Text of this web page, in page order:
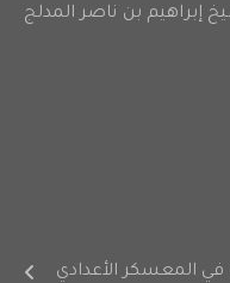
إبراهيم بن ناصر المدلج
في المعسكر الأعدادي